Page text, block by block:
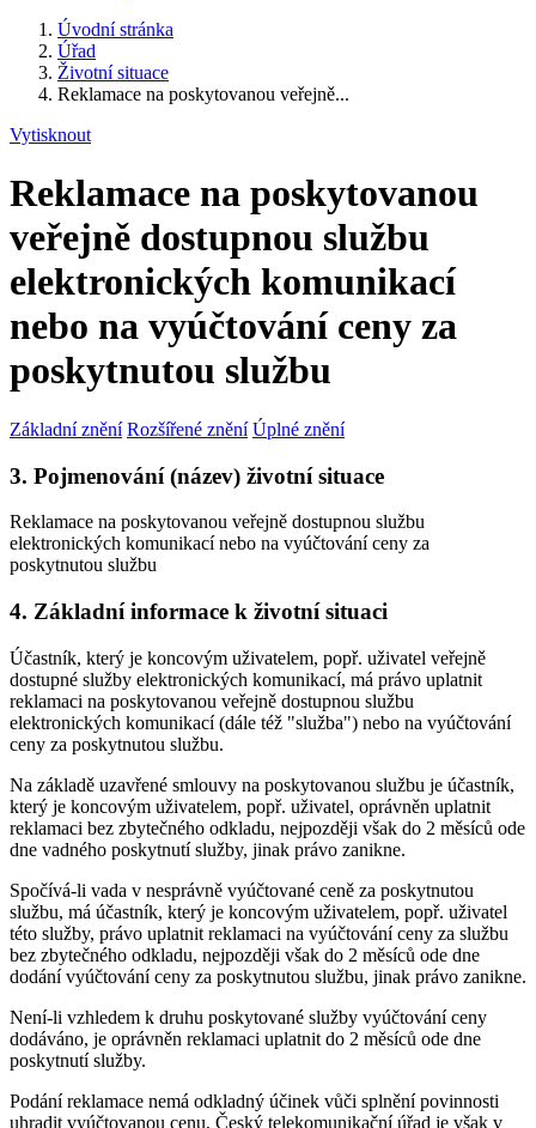
Úvodní stránka
Úřad
Životní situace
Reklamace na poskytovanou veřejně...
Vytisknout
Reklamace na poskytovanou
veřejně dostupnou službu
elektronických komunikací
nebo na vyúčtování ceny za
poskytnutou službu
Základní znění Rozšířené znění Úplné znění
3. Pojmenování (název) životní situace
Reklamace na poskytovanou veřejně dostupnou službu
elektronických komunikací nebo na vyúčtování ceny za
poskytnutou službu
4. Základní informace k životní situaci
Účastník, který je koncovým uživatelem, popř. uživatel veřejně
dostupné služby elektronických komunikací, má právo uplatnit
reklamaci na poskytovanou veřejně dostupnou službu
elektronických komunikací (dále též "služba") nebo na vyúčtování
ceny za poskytnutou službu.
Na základě uzavřené smlouvy na poskytovanou službu je účastník,
který je koncovým uživatelem, popř. uživatel, oprávněn uplatnit
reklamaci bez zbytečného odkladu, nejpozději však do 2 měsíců ode
dne vadného poskytnutí služby, jinak právo zanikne.
Spočívá-li vada v nesprávně vyúčtované ceně za poskytnutou
službu, má účastník, který je koncovým uživatelem, popř. uživatel
této služby, právo uplatnit reklamaci na vyúčtování ceny za službu
bez zbytečného odkladu, nejpozději však do 2 měsíců ode dne
dodání vyúčtování ceny za poskytnutou službu, jinak právo zanikne.
Není-li vzhledem k druhu poskytované služby vyúčtování ceny
dodáváno, je oprávněn reklamaci uplatnit do 2 měsíců ode dne
poskytnutí služby.
Podání reklamace nemá odkladný účinek vůči splnění povinnosti
uhradit vyúčtovanou cenu, Český telekomunikační úřad je však v